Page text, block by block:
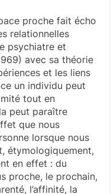
proche fait écho
relationnelles
psychiatre et
avec sa théorie
et les liens
un individu peut
tout en
peut paraître
que nous
lorsque nous
étymologiquement,
en effet : du
proche, le prochain,
l’affinité, la